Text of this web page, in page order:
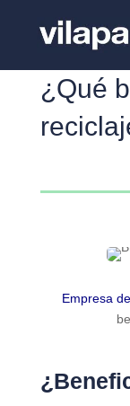
¿Qué
Empresa